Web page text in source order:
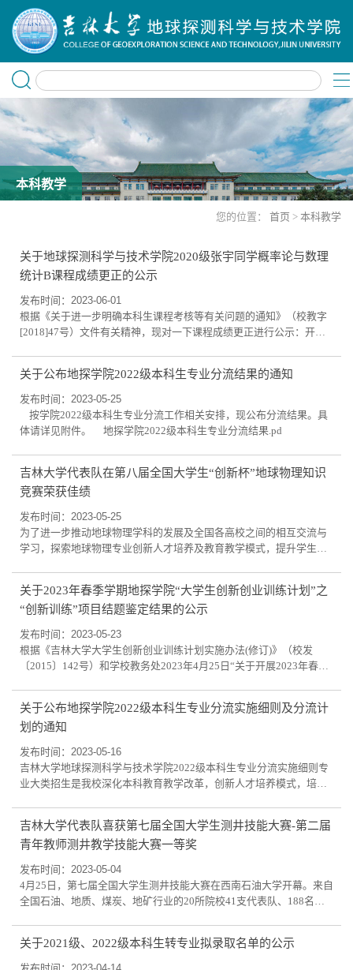
本科教学
您的位置： 首页 > 本科教学
关于地球探测科学与技术学院2020级张宇同学概率论与数理
统计B课程成绩更正的公示
发布时间：2023-06-01
根据《关于进一步明确本科生课程考核等有关问题的通知》（校教字
[2018]47号）文件有关精神，现对一下课程成绩更正进行公示：开课
新伟联系电话13596190463变更理由及学生基本信息变更理由：该同
学为缓考生，原成绩中未计入平时成绩地球探测科学与技术学院地理
信息科学2020级张宇23200522总成绩:55.0 修改...
关于公布地探学院2022级本科生专业分流结果的通知
发布时间：2023-05-25
按学院2022级本科生专业分流工作相关安排，现公布分流结果。具
体请详见附件。 地探学院2022级本科生专业分流结果.pd
吉林大学代表队在第八届全国大学生“创新杯”地球物理知识
竞赛荣获佳绩
发布时间：2023-05-25
为了进一步推动地球物理学科的发展及全国各高校之间的相互交流与
学习，探索地球物理专业创新人才培养及教育教学模式，提升学生的
学技术大学、中国地球物理学会学生工作委员会承办的第八届全国大
学生“创新杯”地球物理知识竞赛于2023年5月18-21日在合肥中国科学
技术大学隆重召开，共有32所高校73支队...
关于2023年春季学期地探学院“大学生创新创业训练计划”之
“创新训练”项目结题鉴定结果的公示
发布时间：2023-05-23
根据《吉林大学大学生创新创业训练计划实施办法(修订)》（校发
〔2015〕142号）和学校教务处2023年4月25日“关于开展2023年春季
生创新创业训练计划”之“创新训练”项目结题鉴定工作。现将结题鉴定
结果进行公示，详见附件。公示期：2022年5月23日-5月27日。如有
异议，请与教学办李老师联系，电...
关于公布地探学院2022级本科生专业分流实施细则及分流计
划的通知
发布时间：2023-05-16
吉林大学地球探测科学与技术学院2022级本科生专业分流实施细则专
业大类招生是我校深化本科教育教学改革，创新人才培养模式，培养
专业学生的培养，现根据学校相关工作要求，现制订我院2022级本科
生专业分流实施细则。一、组织机构为保障学院2022级本科生专业分
流工作的顺利进行，特成立专门的专业分...
吉林大学代表队喜获第七届全国大学生测井技能大赛-第二届
青年教师测井教学技能大赛一等奖
发布时间：2023-05-04
4月25日，第七届全国大学生测井技能大赛在西南石油大学开幕。来自
全国石油、地质、煤炭、地矿行业的20所院校41支代表队、188名师
作为评委裁判。大赛分为测井技能大赛以及青教赛，青教赛竞赛内容
包括教学设计、教学展示、教学反思共三个环节，讲授课程为评委专
关于2021级、2022级本科生转专业拟录取名单的公示